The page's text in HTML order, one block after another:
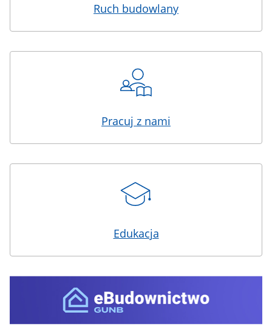
Ruch budowlany
Pracuj z nami
Edukacja